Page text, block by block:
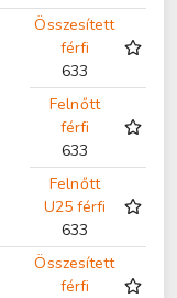
Összesített
férfi
633
Felnőtt
férfi
633
Felnőtt
U25 férfi
633
Összesített
férfi